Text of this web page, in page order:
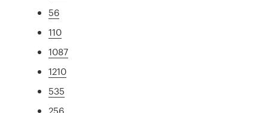
56
110
1087
1210
535
256